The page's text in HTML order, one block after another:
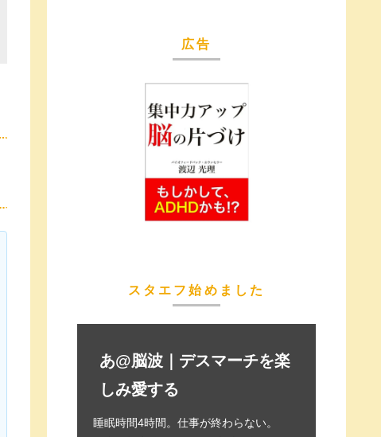
広告
スタエフ始めました
あ@脳波｜デスマーチを楽
しみ愛する
睡眠時間4時間。仕事が終わらない。